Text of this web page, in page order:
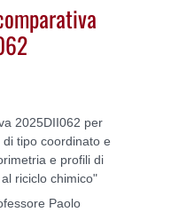
2025DII062 per
tipo coordinato e
e profili di
riciclo chimico"
Paolo